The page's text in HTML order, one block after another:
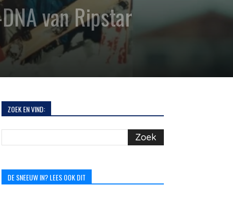
van Ripstar
ZOEK EN VIND:
DE SNEEUW IN? LEES OOK DIT